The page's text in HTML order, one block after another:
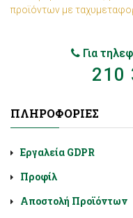
προϊόντων με
Για
210
ΠΛΗΡΟΦΟΡΊΕΣ
Εργαλεία GDPR
Προφίλ
Αποστολή Προϊόντων